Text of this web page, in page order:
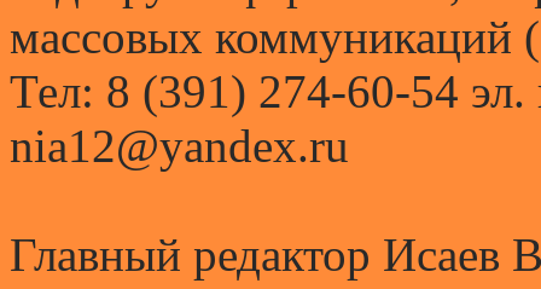
массовых коммуникаций
Тел: 8 (391) 274-60-54 эл.
nia12@yandex.ru
Главный редактор Исаев